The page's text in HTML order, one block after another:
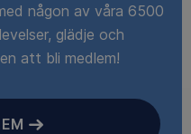
någon av våra 6500
glädje och
att bli medlem!